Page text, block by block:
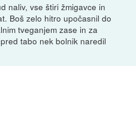
naliv, vse štiri žmigavce in
Boš zelo hitro upočasnil do
tveganjem zase in za
tabo nek bolnik naredil